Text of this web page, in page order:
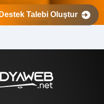
Destek Talebi Oluştur